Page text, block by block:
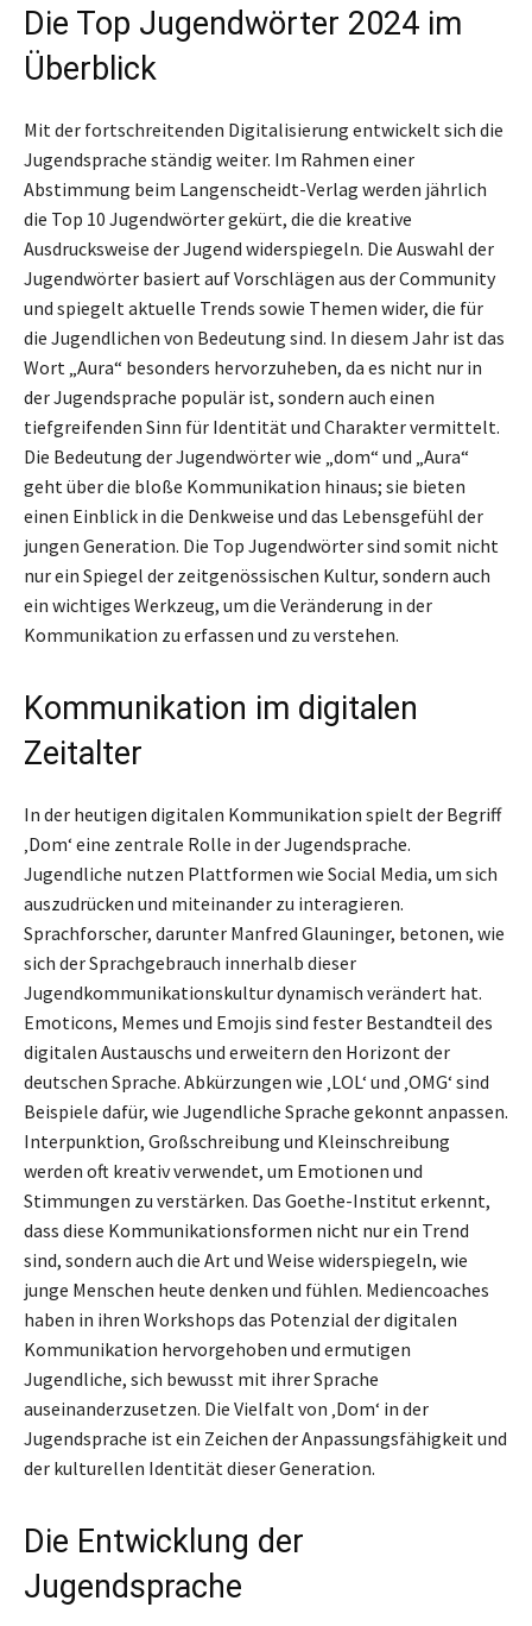
Die Top Jugendwörter 2024 im
Überblick
Mit der fortschreitenden Digitalisierung entwickelt sich die
Jugendsprache ständig weiter. Im Rahmen einer
Abstimmung beim Langenscheidt-Verlag werden jährlich
die Top 10 Jugendwörter gekürt, die die kreative
Ausdrucksweise der Jugend widerspiegeln. Die Auswahl der
Jugendwörter basiert auf Vorschlägen aus der Community
und spiegelt aktuelle Trends sowie Themen wider, die für
die Jugendlichen von Bedeutung sind. In diesem Jahr ist das
Wort „Aura“ besonders hervorzuheben, da es nicht nur in
der Jugendsprache populär ist, sondern auch einen
tiefgreifenden Sinn für Identität und Charakter vermittelt.
Die Bedeutung der Jugendwörter wie „dom“ und „Aura“
geht über die bloße Kommunikation hinaus; sie bieten
einen Einblick in die Denkweise und das Lebensgefühl der
jungen Generation. Die Top Jugendwörter sind somit nicht
nur ein Spiegel der zeitgenössischen Kultur, sondern auch
ein wichtiges Werkzeug, um die Veränderung in der
Kommunikation zu erfassen und zu verstehen.
Kommunikation im digitalen
Zeitalter
In der heutigen digitalen Kommunikation spielt der Begriff
‚Dom‘ eine zentrale Rolle in der Jugendsprache.
Jugendliche nutzen Plattformen wie Social Media, um sich
auszudrücken und miteinander zu interagieren.
Sprachforscher, darunter Manfred Glauninger, betonen, wie
sich der Sprachgebrauch innerhalb dieser
Jugendkommunikationskultur dynamisch verändert hat.
Emoticons, Memes und Emojis sind fester Bestandteil des
digitalen Austauschs und erweitern den Horizont der
deutschen Sprache. Abkürzungen wie ‚LOL‘ und ‚OMG‘ sind
Beispiele dafür, wie Jugendliche Sprache gekonnt anpassen.
Interpunktion, Großschreibung und Kleinschreibung
werden oft kreativ verwendet, um Emotionen und
Stimmungen zu verstärken. Das Goethe-Institut erkennt,
dass diese Kommunikationsformen nicht nur ein Trend
sind, sondern auch die Art und Weise widerspiegeln, wie
junge Menschen heute denken und fühlen. Mediencoaches
haben in ihren Workshops das Potenzial der digitalen
Kommunikation hervorgehoben und ermutigen
Jugendliche, sich bewusst mit ihrer Sprache
auseinanderzusetzen. Die Vielfalt von ‚Dom‘ in der
Jugendsprache ist ein Zeichen der Anpassungsfähigkeit und
der kulturellen Identität dieser Generation.
Die Entwicklung der
Jugendsprache